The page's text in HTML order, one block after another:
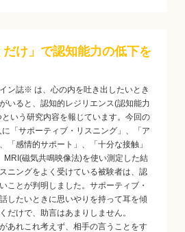
だけ」で認知能力の低下を
ン誌※ は、心の内を吐き出したいとき
いると、認知的レジリエンス(認知能力
いう研究内容を報じています。今回の
「サポーティブ・リスニング」、「ア
「感情的サポート」、「十分な接触」
MRI(磁気共鳴映像法)を使い測定した結
ニングをよく受けている被験者は、認
ことが判明しました。サポーティブ・
したいときに思いやりを持って耳を傾
だけで、助言はあまりしません。
あれこれ考えず、相手の言うことをす